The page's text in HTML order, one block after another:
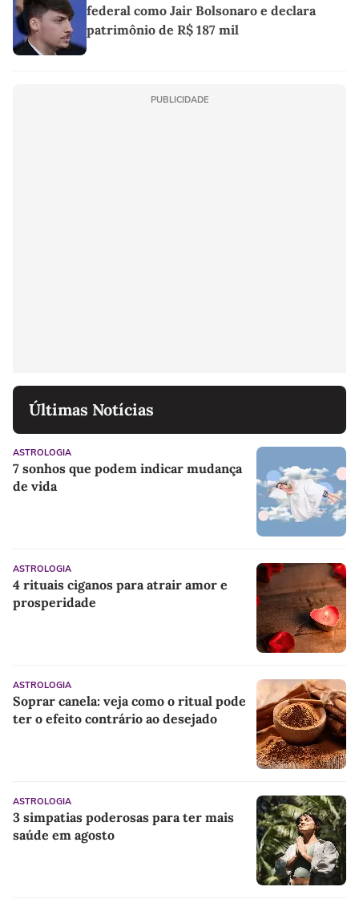
federal como Jair Bolsonaro e declara
patrimônio de R$ 187 mil
PUBLICIDADE
Últimas Notícias
ASTROLOGIA
7 sonhos que podem indicar mudança
de vida
ASTROLOGIA
4 rituais ciganos para atrair amor e
prosperidade
ASTROLOGIA
Soprar canela: veja como o ritual pode
ter o efeito contrário ao desejado
ASTROLOGIA
3 simpatias poderosas para ter mais
saúde em agosto